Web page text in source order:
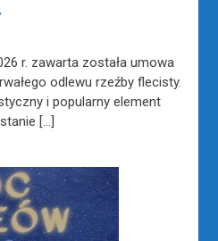
r. zawarta została umowa
odlewu rzeźby flecisty.
i popularny element
[…]